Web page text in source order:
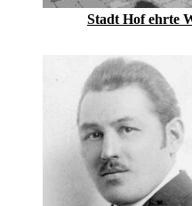
Stadt Hof ehrte